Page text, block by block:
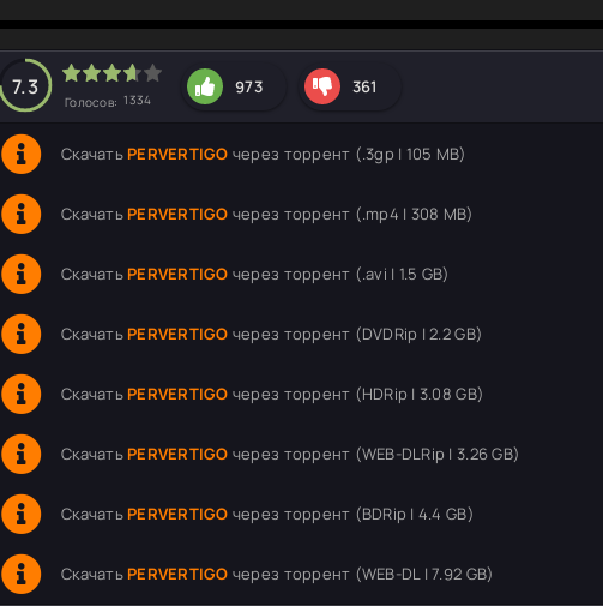
hd2160
hd1440
highres
hd1080
hd720
large
medium
small
tiny
7.3
Голосов: 1334
973 361
Скачать PERVERTIGO через торрент (.3gp | 105 MB)
Скачать PERVERTIGO через торрент (.mp4 | 308 MB)
Скачать PERVERTIGO через торрент (.avi | 1.5 GB)
Скачать PERVERTIGO через торрент (DVDRip | 2.2 GB)
Скачать PERVERTIGO через торрент (HDRip | 3.08 GB)
Скачать PERVERTIGO через торрент (WEB-DLRip | 3.26 GB)
Скачать PERVERTIGO через торрент (BDRip | 4.4 GB)
Скачать PERVERTIGO через торрент (WEB-DL | 7.92 GB)